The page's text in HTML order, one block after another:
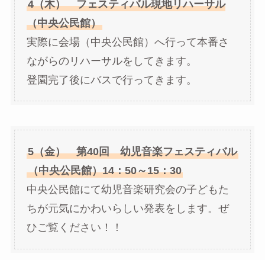
4（木） フェスティバル現地リハーサル
（中央公民館）
実際に会場（中央公民館）へ行って本番さ
ながらのリハーサルをしてきます。
登園完了後にバスで行ってきます。
5（金） 第40回 幼児音楽フェスティバル
（中央公民館）14：50～15：30
中央公民館にて幼児音楽研究会の子どもた
ちが元気にかわいらしい発表をします。ぜ
ひご覧ください！！